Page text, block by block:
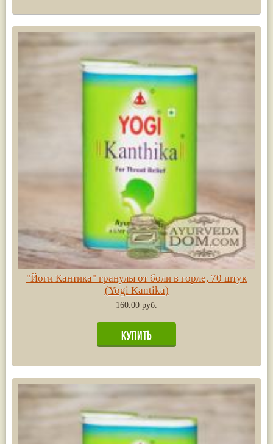
"Йоги Кантика" гранулы от боли в горле, 70 штук
(Yogi Kantika)
160.00 руб.